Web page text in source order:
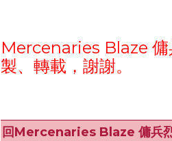
Mercenaries Blaze 傭
製、轉載，謝謝。
回Mercenaries Blaze 傭兵